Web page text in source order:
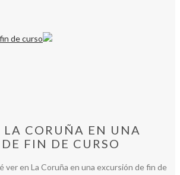
LA CORUÑA EN UNA
FIN DE CURSO
ver en La Coruña en una excursión de fin de